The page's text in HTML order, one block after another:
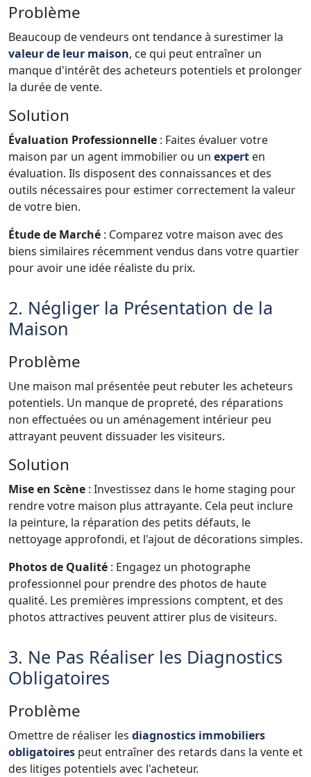
Problème
Beaucoup de vendeurs ont tendance à surestimer la
valeur de leur maison, ce qui peut entraîner un
manque d'intérêt des acheteurs potentiels et prolonger
la durée de vente.
Solution
Évaluation Professionnelle : Faites évaluer votre
maison par un agent immobilier ou un expert en
évaluation. Ils disposent des connaissances et des
outils nécessaires pour estimer correctement la valeur
de votre bien.
Étude de Marché : Comparez votre maison avec des
biens similaires récemment vendus dans votre quartier
pour avoir une idée réaliste du prix.
2. Négliger la Présentation de la
Maison
Problème
Une maison mal présentée peut rebuter les acheteurs
potentiels. Un manque de propreté, des réparations
non effectuées ou un aménagement intérieur peu
attrayant peuvent dissuader les visiteurs.
Solution
Mise en Scène : Investissez dans le home staging pour
rendre votre maison plus attrayante. Cela peut inclure
la peinture, la réparation des petits défauts, le
nettoyage approfondi, et l'ajout de décorations simples.
Photos de Qualité : Engagez un photographe
professionnel pour prendre des photos de haute
qualité. Les premières impressions comptent, et des
photos attractives peuvent attirer plus de visiteurs.
3. Ne Pas Réaliser les Diagnostics
Obligatoires
Problème
Omettre de réaliser les diagnostics immobiliers
obligatoires peut entraîner des retards dans la vente et
des litiges potentiels avec l'acheteur.